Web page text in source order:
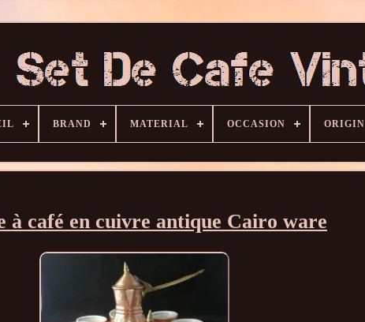
BRAND MATERIAL OCCASION ORIGIN
à café en cuivre antique Cairo ware